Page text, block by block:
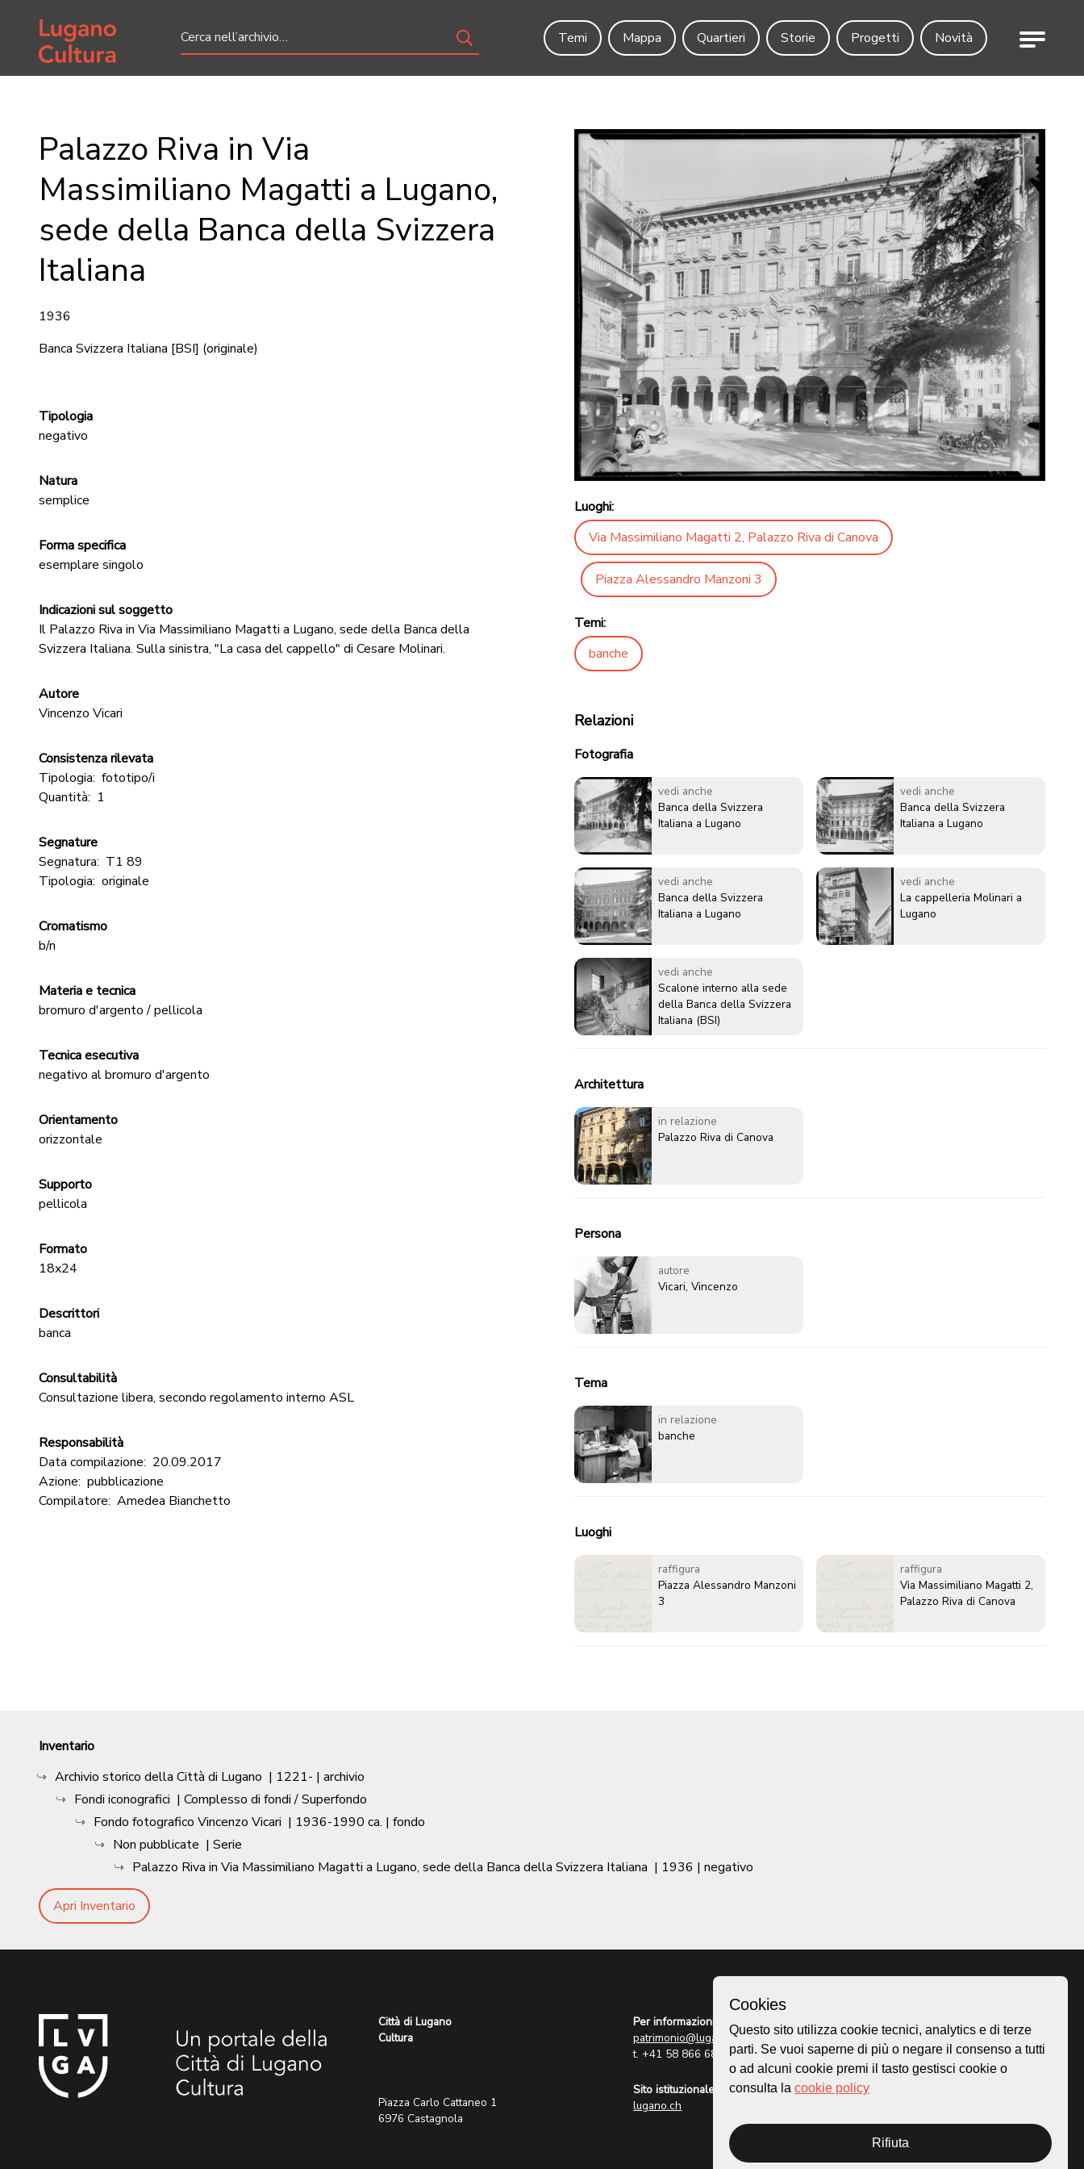
Home page
Temi
Mappa Quartieri Storie Progetti Novità Menu
Palazzo Riva in Via
Massimiliano Magatti a Lugano,
sede della Banca della Svizzera
Italiana
1936
Banca Svizzera Italiana [BSI] (originale)
Tipologia
negativo
Natura
semplice
Forma specifica
esemplare singolo
Indicazioni sul soggetto
Il Palazzo Riva in Via Massimiliano Magatti a Lugano, sede della Banca della
Svizzera Italiana. Sulla sinistra, "La casa del cappello" di Cesare Molinari.
Autore
Vincenzo Vicari
Consistenza rilevata
Tipologia: fototipo/i
Quantità: 1
Segnature
Segnatura: T1 89
Tipologia: originale
Cromatismo
b/n
Materia e tecnica
bromuro d'argento / pellicola
Tecnica esecutiva
negativo al bromuro d'argento
Orientamento
orizzontale
Supporto
pellicola
Formato
18x24
Descrittori
banca
Consultabilità
Consultazione libera, secondo regolamento interno ASL
Responsabilità
Data compilazione: 20.09.2017
Azione: pubblicazione
Compilatore: Amedea Bianchetto
Luoghi:
Via Massimiliano Magatti 2, Palazzo Riva di Canova
Piazza Alessandro Manzoni 3
Temi:
banche
Relazioni
Fotografia
vedi anche
Banca della Svizzera
Italiana a Lugano
vedi anche
Banca della Svizzera
Italiana a Lugano
vedi anche
Banca della Svizzera
Italiana a Lugano
vedi anche
La cappelleria Molinari a
Lugano
vedi anche
Scalone interno alla sede
della Banca della Svizzera
Italiana (BSI)
Architettura
in relazione
Palazzo Riva di Canova
Persona
autore
Vicari, Vincenzo
Tema
in relazione
banche
Luoghi
raffigura
Piazza Alessandro Manzoni
3
raffigura
Via Massimiliano Magatti 2,
Palazzo Riva di Canova
Inventario
Archivio storico della Città di Lugano | 1221- | archivio
Fondi iconografici | Complesso di fondi / Superfondo
Fondo fotografico Vincenzo Vicari | 1936-1990 ca. | fondo
Non pubblicate | Serie
Palazzo Riva in Via Massimiliano Magatti a Lugano, sede della Banca della Svizzera Italiana | 1936 | negativo
Apri Inventario
Città di Lugano
Cultura
Piazza Carlo Cattaneo 1
6976 Castagnola
Per informazioni:
patrimonio@lugano.ch
t. +41 58 866 68 50
Sito istituzionale:
lugano.ch
Homepage
Mappa
Storie
Cookies
Questo sito utilizza cookie tecnici, analytics e di terze
parti. Se vuoi saperne di più o negare il consenso a tutti
o ad alcuni cookie premi il tasto gestisci cookie o
consulta la cookie policy
Rifiuta